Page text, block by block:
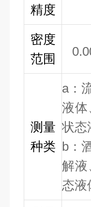
精度
密度
范围
测量
种类
a：
液
状态
b：
解
态液